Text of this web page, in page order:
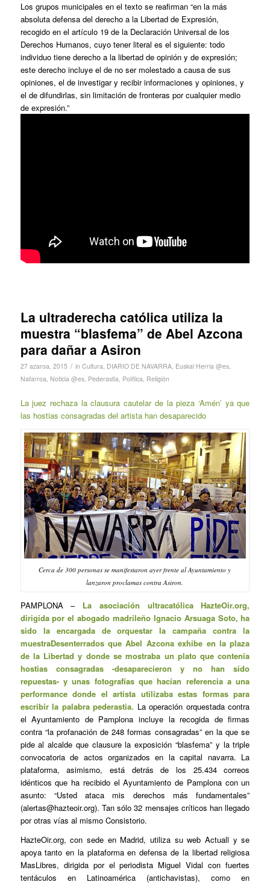
Los grupos municipales en el texto se reafirman “en la más
absoluta defensa del derecho a la Libertad de Expresión,
recogido en el artículo 19 de la Declaración Universal de los
Derechos Humanos, cuyo tener literal es el siguiente: todo
individuo tiene derecho a la libertad de opinión y de expresión;
este derecho incluye el de no ser molestado a causa de sus
opiniones, el de investigar y recibir informaciones y opiniones, y
el de difundirlas, sin limitación de fronteras por cualquier medio
de expresión.”
La ultraderecha católica utiliza la
muestra “blasfema” de Abel Azcona
para dañar a Asiron
27 azaroa, 2015 / in Cultura, DIARIO DE NAVARRA, Euskal Herria @es,
Nafarroa, Noticia @es, Pederastia, Política, Religión
La juez rechaza la clausura cautelar de la pieza ‘Amén’ ya que
las hostias consagradas del artista han desaparecido
Cerca de 300 personas se manifestaron ayer frente al Ayuntamiento y
lanzaron proclamas contra Asiron.
PAMPLONA– La asociación ultracatólica HazteOir.org,
dirigida por el abogado madrileño Ignacio Arsuaga Soto, ha
sido la encargada de orquestar la campaña contra la
muestraDesenterradosque Abel Azcona exhibe en la plaza
de la Libertad y donde se mostraba un plato que contenía
hostias consagradas -desaparecieron y no han sido
repuestas- y unas fotografías que hacían referencia a una
performance donde el artista utilizaba estas formas para
escribir la palabrapederastia. La operación orquestada contra
el Ayuntamiento de Pamplona incluye la recogida de firmas
contra “la profanación de 248 formas consagradas” en la que se
pide al alcalde que clausure la exposición “blasfema” y la triple
convocatoria de actos organizados en la capital navarra. La
plataforma, asimismo, está detrás de los 25.434 correos
idénticos que ha recibido el Ayuntamiento de Pamplona con un
asunto: “Usted ataca mis derechos más fundamentales”
(alertas@hazteoir.org). Tan sólo 32 mensajes críticos han llegado
por otras vías al mismo Consistorio.
HazteOir.org, con sede en Madrid, utiliza su webActuall y se
apoya tanto en la plataforma en defensa de la libertad religiosa
MasLibres, dirigida por el periodista Miguel Vidal con fuertes
tentáculos en Latinoamérica (antichavistas), como en